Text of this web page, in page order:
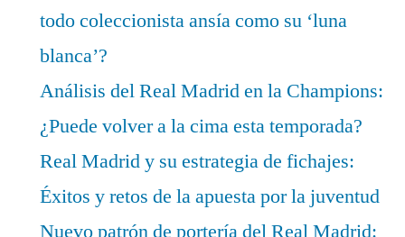
todo coleccionista ansía como su ‘luna
blanca’?
Análisis del Real Madrid en la Champions:
¿Puede volver a la cima esta temporada?
Real Madrid y su estrategia de fichajes:
Éxitos y retos de la apuesta por la juventud
Nuevo patrón de portería del Real Madrid: